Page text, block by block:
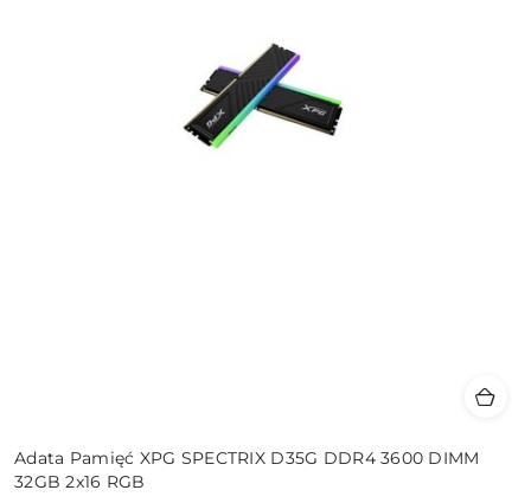
Adata Pamięć XPG SPECTRIX D35G DDR4 3600 DIMM
32GB 2x16 RGB